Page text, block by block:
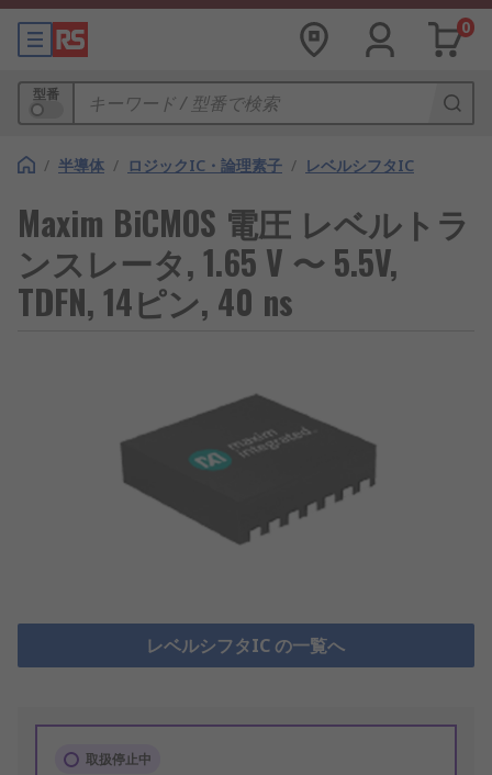
0
型番
/ 半導体 / ロジックIC・論理素子 / レベルシフタIC
Maxim BiCMOS 電圧 レベルトラ
ンスレータ, 1.65 V 〜 5.5V,
TDFN, 14ピン, 40 ns
レベルシフタIC の一覧へ
取扱停止中